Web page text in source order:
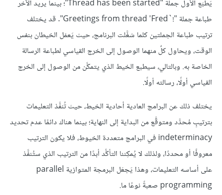
يَطبَع الأول جملة "Thread has been started"؛ بينما يريد الآخر
طباعة جملة "!`Greetings from thread 'Fred". قد يختلف
ترتيب طباعة الجملتين كلما شغَّلت البرنامج، حيث يَعمَل الخيطان بنفس
الوقت، ويحاول كلٌ منهما الوصول إلى الخرج القياسي لطباعة الرسالة
الخاصة به. وبالتالي، سيطبع الخيط الذي يتمكَّن من الوصول إلى الخرج
القياسي أولًا، رسالته أولًا.
يختلف ذلك عن البرامج العادية أحادية الخيط، حيث تُنفَّذ التعليمات
بترتيبٍ مُحدَّد ومتوقَّع من البداية إلى النهاية؛ بينما هناك دائمًا عدم تحديد
indeterminacy في البرامج متعددة الخيوط، فلا يكون الترتيب
معروفًا أو محددًا، ولذلك لا يُمكِننا التأكُّد أبدًا من الترتيب الذي ستُنفَّذ
على أساسه التعليمات، وهذا يَجعَل البرمجة المتوازية parallel
programming صعبةً نوعًا ما.